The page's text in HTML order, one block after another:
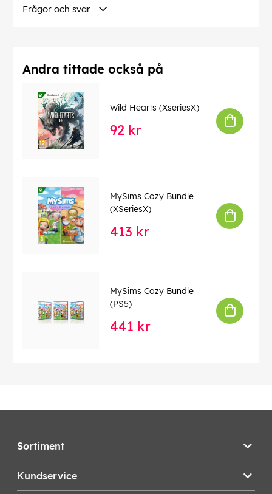
Frågor och svar
Andra tittade också på
Wild Hearts (XseriesX)
92 kr
MySims Cozy Bundle
(XSeriesX)
413 kr
MySims Cozy Bundle
(PS5)
441 kr
Sortiment
Kundservice